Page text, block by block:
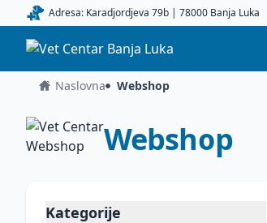
Adresa: Karadjordjeva 79b | 78000 Banja Luka
Naslovna Webshop
Webshop
Kategorije